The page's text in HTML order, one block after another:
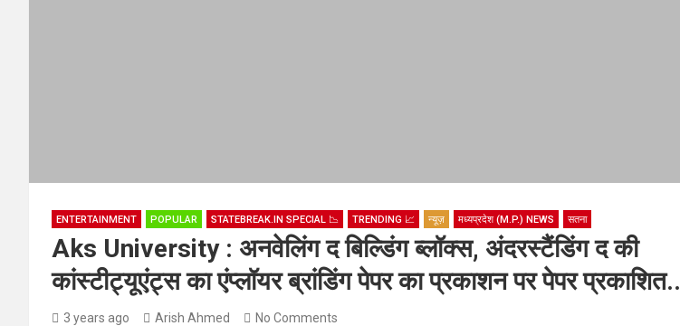
ENTERTAINMENT POPULAR STATEBREAK.IN SPECIAL 📉 TRENDING 📈 न्यूज़ मध्यप्रदेश (M.P.) NEWS सतना
Aks University : अनवेलिंग द बिल्डिंग ब्लॉक्स, अंदरस्टैंडिंग द की
कांस्टीट्यूएंट्स का एंप्लॉयर ब्रांडिंग पेपर का प्रकाशन पर पेपर प्रकाशित..
3 years ago Arish Ahmed No Comments